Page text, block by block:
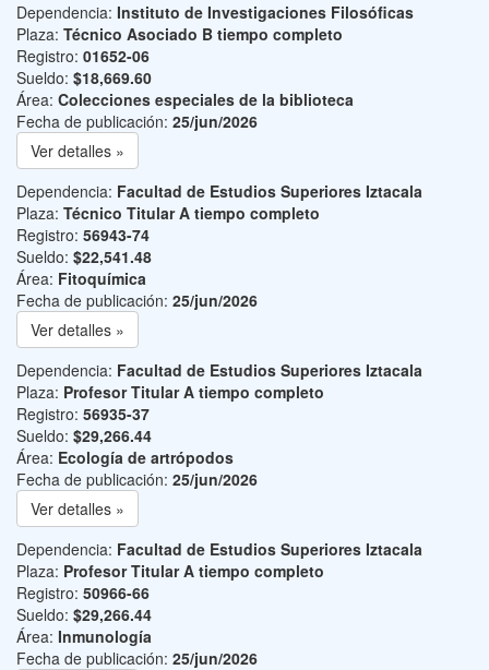
Dependencia: Instituto de Investigaciones Filosóficas
Plaza: Técnico Asociado B tiempo completo
Registro: 01652-06
Sueldo: $18,669.60
Área: Colecciones especiales de la biblioteca
Fecha de publicación: 25/jun/2026
Ver detalles »
Dependencia: Facultad de Estudios Superiores Iztacala
Plaza: Técnico Titular A tiempo completo
Registro: 56943-74
Sueldo: $22,541.48
Área: Fitoquímica
Fecha de publicación: 25/jun/2026
Ver detalles »
Dependencia: Facultad de Estudios Superiores Iztacala
Plaza: Profesor Titular A tiempo completo
Registro: 56935-37
Sueldo: $29,266.44
Área: Ecología de artrópodos
Fecha de publicación: 25/jun/2026
Ver detalles »
Dependencia: Facultad de Estudios Superiores Iztacala
Plaza: Profesor Titular A tiempo completo
Registro: 50966-66
Sueldo: $29,266.44
Área: Inmunología
Fecha de publicación: 25/jun/2026